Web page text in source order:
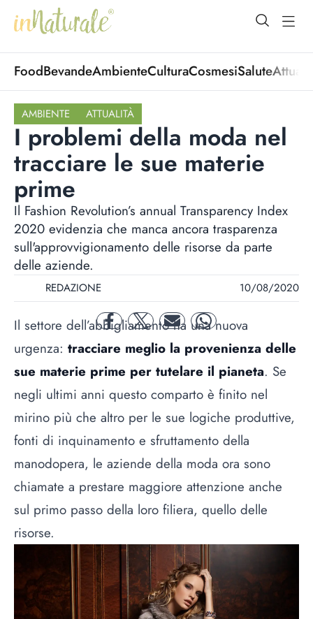
open
FoodBevandeAmbienteCulturaCosmesiSalute
AMBIENTE ATTUALITÀ
I problemi della moda nel
tracciare le sue materie
prime
Il Fashion Revolution’s annual Transparency Index
2020 evidenzia che manca ancora trasparenza
sull'approvvigionamento delle risorse da parte
delle aziende.
REDAZIONE 10/08/2020
facebooktwitter mail whatsapp
Il settore dell’abbigliamento ha una nuova
urgenza: tracciare meglio la provenienza delle
sue materie prime per tutelare il pianeta. Se
negli ultimi anni questo comparto è finito nel
mirino più che altro per le sue logiche produttive,
fonti di inquinamento e sfruttamento della
manodopera, le aziende della moda ora sono
chiamate a prestare maggiore attenzione anche
sul primo passo della loro filiera, quello delle
risorse.